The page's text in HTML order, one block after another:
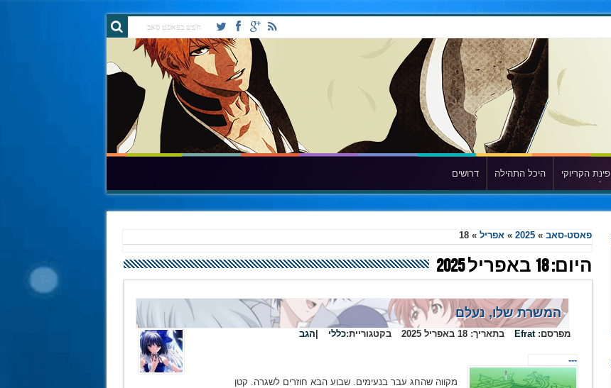
פינת הקריוקי היכל התהילה דרושים
פאסט-סאב »
2025
»אפריל »
18
היום:18 באפריל 2025
המשרת שלו, נעלם
מפרסם:Efrat בתאריך:18 באפריל 2025 בקטגוריית:כללי הגב
---
מקווה שהחג עבר בנעימים. שבוע הבא חוזרים לשגרה. קטן